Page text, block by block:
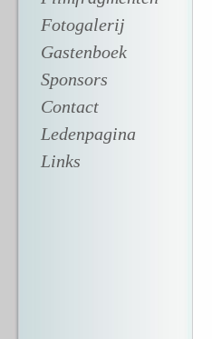
Fotogalerij
Gastenboek
Sponsors
Contact
Ledenpagina
Links